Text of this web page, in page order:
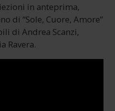
in anteprima,
di “Sole, Cuore, Amore”
di Andrea Scanzi,
Ravera.